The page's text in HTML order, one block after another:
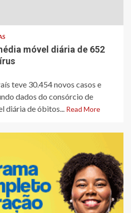
móvel diária de 652
teve 30.454 novos casos e
dados do consórcio de
diária de óbitos... Read More